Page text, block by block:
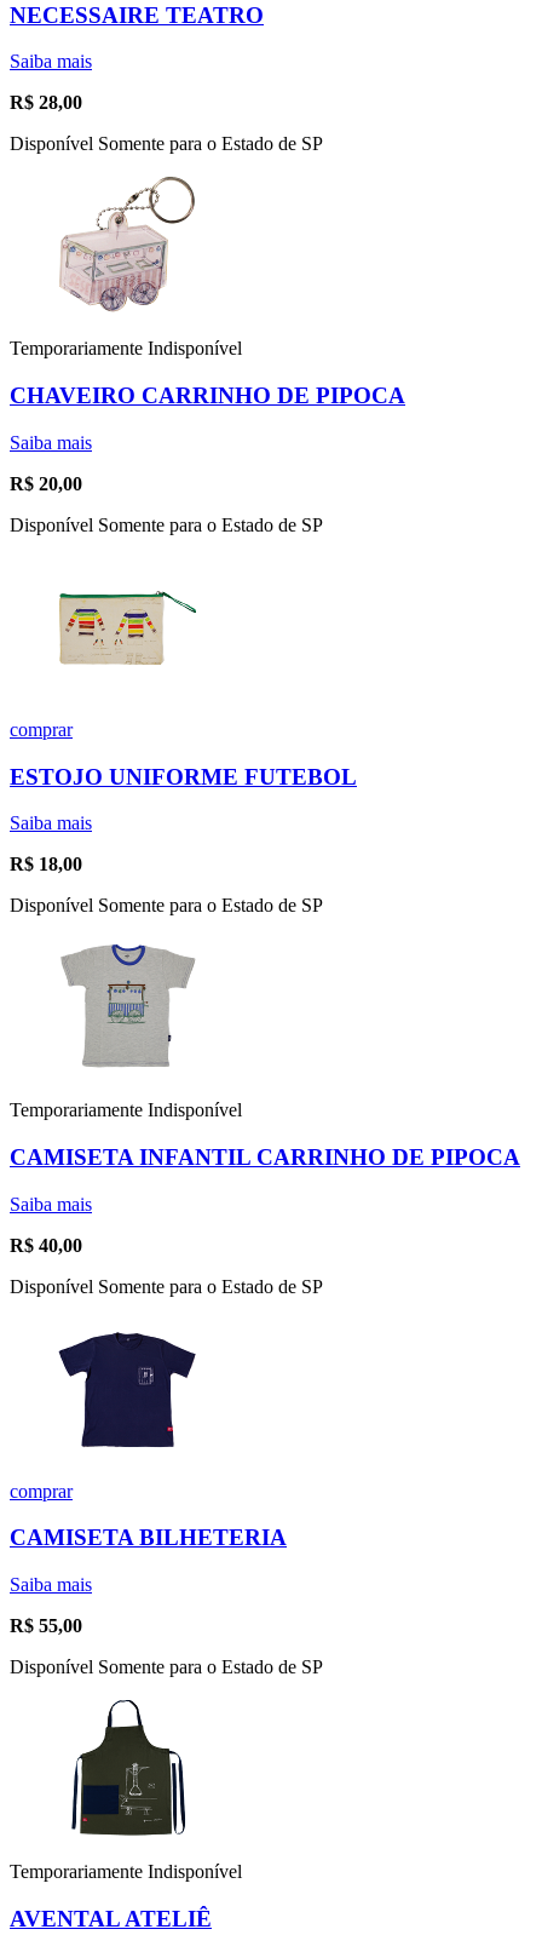
NECESSAIRE TEATRO
Saiba mais
R$ 28,00
Disponível Somente para o Estado de SP
Temporariamente Indisponível
CHAVEIRO CARRINHO DE PIPOCA
Saiba mais
R$ 20,00
Disponível Somente para o Estado de SP
comprar
ESTOJO UNIFORME FUTEBOL
Saiba mais
R$ 18,00
Disponível Somente para o Estado de SP
Temporariamente Indisponível
CAMISETA INFANTIL CARRINHO DE PIPOCA
Saiba mais
R$ 40,00
Disponível Somente para o Estado de SP
comprar
CAMISETA BILHETERIA
Saiba mais
R$ 55,00
Disponível Somente para o Estado de SP
Temporariamente Indisponível
AVENTAL ATELIÊ